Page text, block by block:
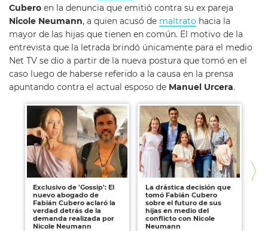
Cubero en la denuncia que emitió contra su ex pareja
Nicole Neumann, a quien acusó de maltrato hacia la
mayor de las hijas que tienen en común. El motivo de la
entrevista que la letrada brindó únicamente para el medio
Net TV se dio a partir de la nueva postura que tomó en el
caso luego de haberse referido a la causa en la prensa
apuntando contra el actual esposo de Manuel Urcera.
Exclusivo de 'Gossip': El
nuevo abogado de
Fabián Cubero aclaró la
verdad detrás de la
demanda realizada por
Nicole Neumann
La drástica decisión que
tomó Fabián Cubero
sobre el futuro de sus
hijas en medio del
conflicto con Nicole
Neumann